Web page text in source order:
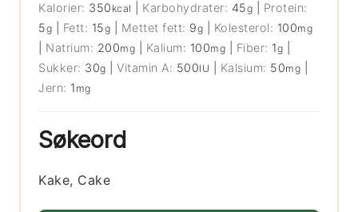
Kalorier: 350 kcal Karbohydrater: 45g
Protein:
5g Fett: 15g Mettet fett: 9g Kolesterol: 100mg
Natrium: 200mg Kalium: 100mg Fiber: 1g
Sukker: 30g |Vitamin A: 500IU Kalsium: 50mg
Jern: 1 mg
Søkeord
Kake, Cake